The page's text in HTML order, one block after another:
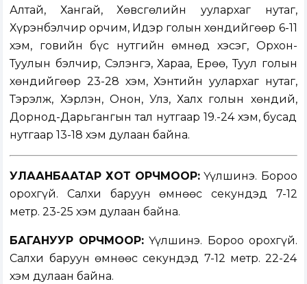
Алтай, Хангай, Хөвсгөлийн уулархаг нутаг,
Хүрэнбэлчир орчим, Идэр голын хөндийгөөр 6-11
хэм, говийн бүс нутгийн өмнөд хэсэг, Орхон-
Туулын бэлчир, Сэлэнгэ, Хараа, Ерөө, Туул голын
хөндийгөөр 23-28 хэм, Хэнтийн уулархаг нутаг,
Тэрэлж, Хэрлэн, Онон, Улз, Халх голын хөндий,
Дорнод-Дарьгангын тал нутгаар 19.-24 хэм, бусад
нутгаар 13-18 хэм дулаан байна.
УЛААНБААТАР ХОТ ОРЧМООР: Үүлшинэ. Бороо
орохгүй. Салхи баруун өмнөөс секундэд 7-12
метр. 23-25 хэм дулаан байна.
БАГАНУУР ОРЧМООР: Үүлшинэ. Бороо орохгүй.
Салхи баруун өмнөөс секундэд 7-12 метр. 22-24
хэм дулаан байна.